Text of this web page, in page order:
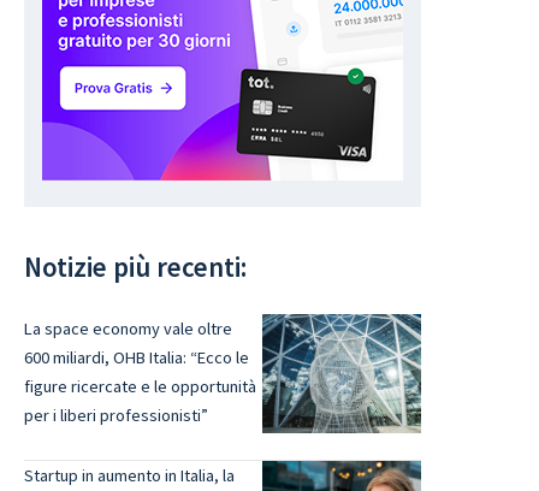
Notizie più recenti:
La space economy vale oltre
600 miliardi, OHB Italia: “Ecco le
figure ricercate e le opportunità
per i liberi professionisti”
Startup in aumento in Italia, la